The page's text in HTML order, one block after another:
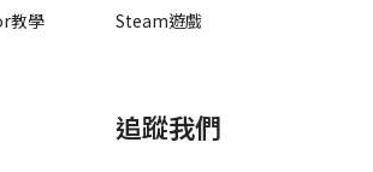
教學
Steam遊戲
追蹤我們